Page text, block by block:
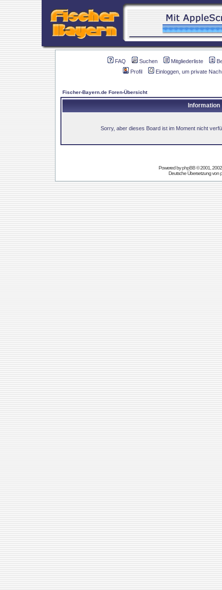
FAQ Suchen Mitgliederliste
Profil
Einloggen, um private
Fischer-Bayern.de Foren-Übersicht
Information
Sorry, aber dieses Board ist im Moment nicht
Powered byphpBB© 2001,
Deutsche Übersetzung von